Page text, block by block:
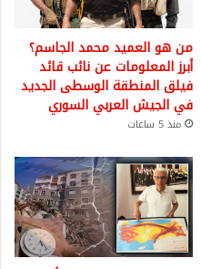
من هو العميد محمد الجاسم؟
أبرز المعلومات عن نائب قائد
فيلق المنطقة الوسطى الجديد
في الجيش العربي السوري
منذ 5 ساعات